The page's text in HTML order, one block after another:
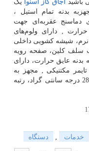
باشید اجاق گاز اسنوا
یک
بدنه تمام استیل ،
دماسنج عقربه‌ای جهت
حرارت , دارای ولوم‌های
نرم، شیشه کشویی داخلی
سلف کلین، صفحه رویه
بدنه عایق حرارت، دارای
مکتنیکی , مجهز به
زمان سنج مکانیکی، بیشترین دمای فر: 280 درجه سانتی گراد، رتبه
خدمات , دستگاه